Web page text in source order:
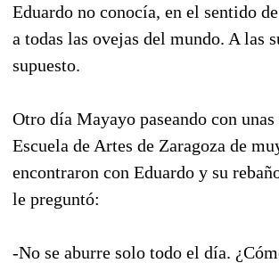
Eduardo no conocía, en el sentido
a todas las ovejas del mundo. A las
supuesto.
Otro día Mayayo paseando con
Escuela de Artes de Zaragoza de
encontraron con Eduardo y su
le preguntó:
-No se aburre solo todo el día.